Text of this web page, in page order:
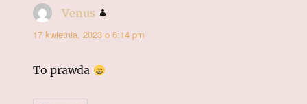
Venus
17 kwietnia, 2023 o 6:14 pm
To prawda